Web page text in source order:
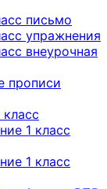
письмо
упражнения
внеурочная
прописи
1 класс
1 класс